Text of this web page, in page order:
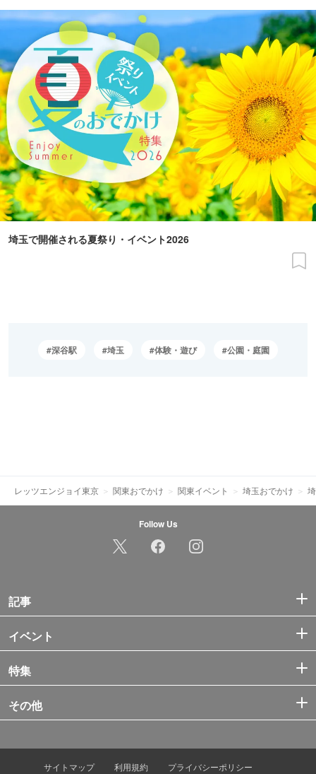
埼玉で開催される夏祭り・イベント2026
深谷駅 埼玉 体験・遊び 公園・庭園
レッツエンジョイ東京 関東おでかけ 関東イベント 埼玉おでかけ
Follow Us
記事
イベント
特集
その他
サイトマップ 利用規約 プライバシーポリシー